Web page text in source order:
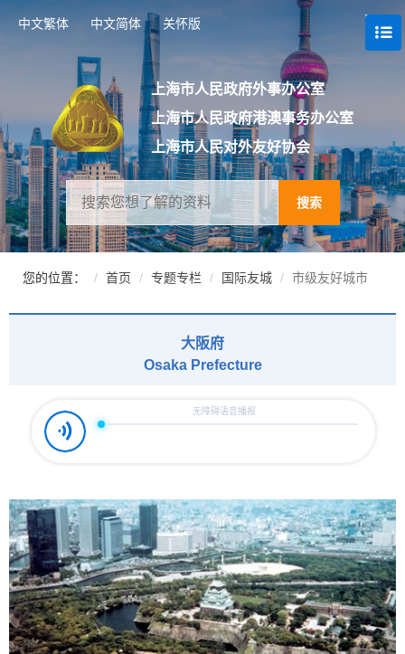
航
区
跳
转
到
主
要
内
域
中文繁体 中文简体 关怀版
上海市人民政府外事办公室
上海市人民政府港澳事务办公室
上海市人民对外友好协会
搜索
您的位置： 首页 专题专栏 国际友城 市级友好城市
大阪府
Osaka Prefecture